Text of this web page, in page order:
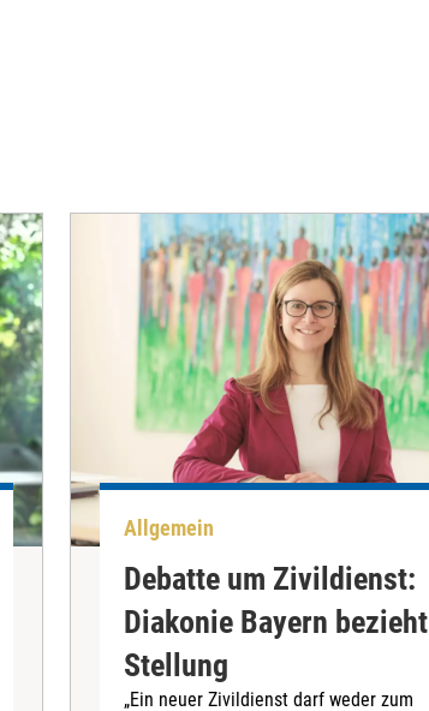
Allgemein
Debatte um Zivildienst:
Diakonie Bayern bezieht
Stellung
„Ein neuer Zivildienst darf weder zum